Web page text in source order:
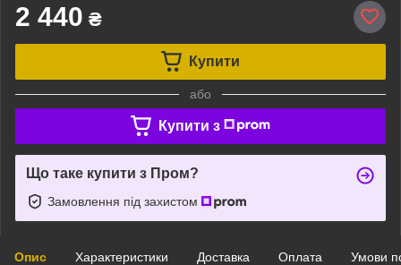
2 440 ₴
Купити
або
Купити з
Що таке купити з Пром?
Замовлення під захистом
Опис Характеристики Доставка Оплата Умови